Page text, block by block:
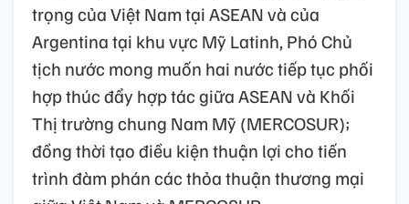
trọng của Việt Nam tại ASEAN và của
Argentina tại khu vực Mỹ Latinh, Phó Chủ
tịch nước mong muốn hai nước tiếp tục phối
hợp thúc đẩy hợp tác giữa ASEAN và Khối
Thị trường chung Nam Mỹ (MERCOSUR);
đồng thời tạo điều kiện thuận lợi cho tiến
trình đàm phán các thỏa thuận thương mại